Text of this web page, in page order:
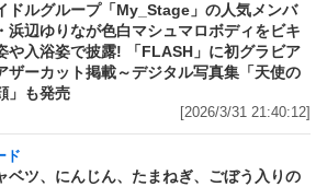
ドルグループ「My_Stage」の人気メンバ
浜辺ゆりなが色白マシュマロボディをビキ
や入浴姿で披露! 「FLASH」に初グラビア
ザーカット掲載～デジタル写真集「天使の
」も発売
[2026/3/31 21:40:12]
ド
ベツ、にんじん、たまねぎ、ごぼう入りの